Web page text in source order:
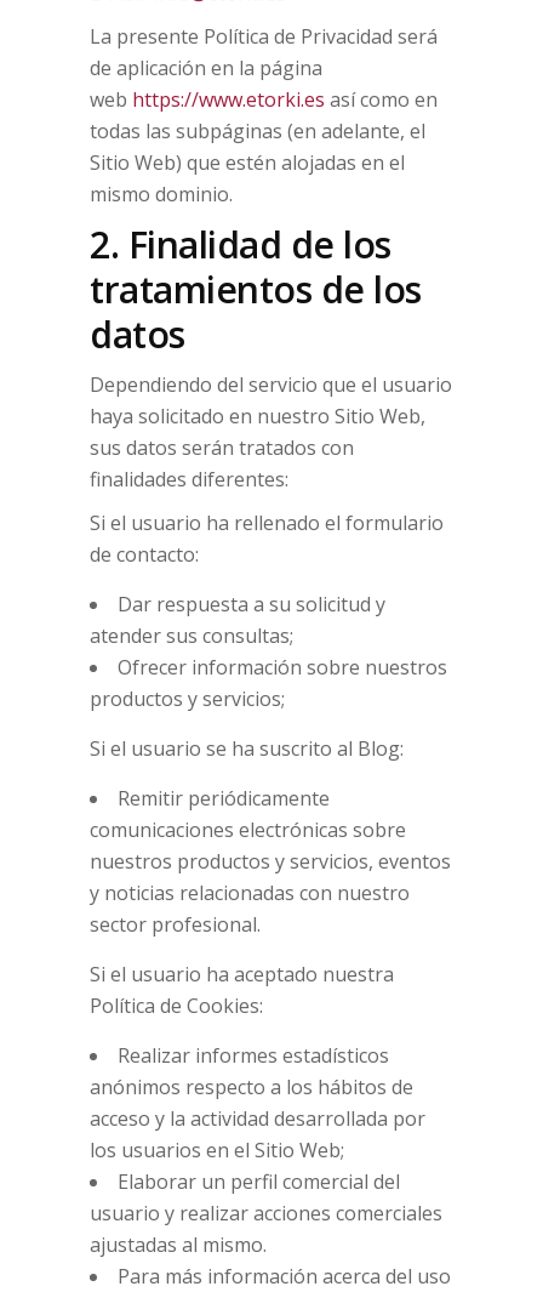
La presente Política de Privacidad será
de aplicación en la página
web https://www.etorki.es así como en
todas las subpáginas (en adelante, el
Sitio Web) que estén alojadas en el
mismo dominio.
2. Finalidad de los
tratamientos de los
datos
Dependiendo del servicio que el usuario
haya solicitado en nuestro Sitio Web,
sus datos serán tratados con
finalidades diferentes:
Si el usuario ha rellenado el formulario
de contacto:
Dar respuesta a su solicitud y
atender sus consultas;
Ofrecer información sobre nuestros
productos y servicios;
Si el usuario se ha suscrito al Blog:
Remitir periódicamente
comunicaciones electrónicas sobre
nuestros productos y servicios, eventos
y noticias relacionadas con nuestro
sector profesional.
Si el usuario ha aceptado nuestra
Política de Cookies:
Realizar informes estadísticos
anónimos respecto a los hábitos de
acceso y la actividad desarrollada por
los usuarios en el Sitio Web;
Elaborar un perfil comercial del
usuario y realizar acciones comerciales
ajustadas al mismo.
Para más información acerca del uso